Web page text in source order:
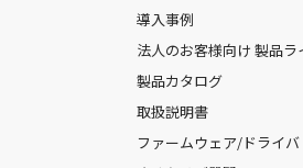
導入事例
法人のお客様向け 製品ラ
製品カタログ
取扱説明書
ファームウェア/ドライ